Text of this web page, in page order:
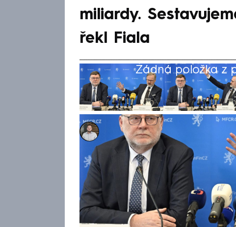
miliardy.
řekl Fiala
Žádná položka z
Ladislav Šustr
6. led 2025, 13:03
Státní rozpočet loni skončil ve
ministerstvo financí. Deficit byl
nejhlubší od vzniku Česka.
že se daří zemi oddlužit a ocenil
(ODS).